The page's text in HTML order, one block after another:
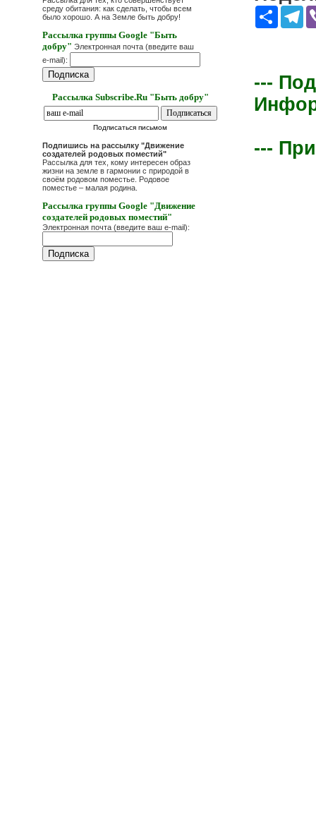
среду обитания: как сделать, чтобы всем
было хорошо. А на Земле быть добру!
Рассылка группы Google "Быть
добру" Электронная почта (введите ваш
e-mail):
Рассылка Subscribe.Ru "Быть добру"
Подписаться письмом
Подпишись на рассылку "Движение
создателей родовых поместий"
Рассылка для тех, кому интересен образ
жизни на земле в гармонии с природой в
своём родовом поместье. Родовое
поместье – малая родина.
Рассылка группы Google "Движение
создателей родовых поместий"
Электронная почта (введите ваш e-mail):
Share
---
---